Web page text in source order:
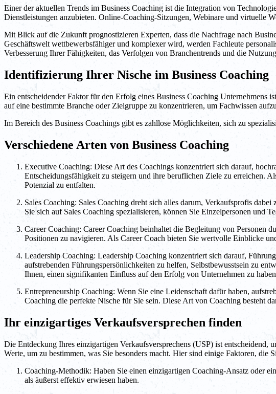
Einer der aktuellen Trends im Business Coaching ist die Integration von
Dienstleistungen anzubieten. Online-Coaching-Sitzungen, Webinare und virtuelle
Mit Blick auf die Zukunft prognostizieren Experten, dass die Nachfrage nach
Geschäftswelt wettbewerbsfähiger und komplexer wird, werden Fachleute
Verbesserung Ihrer Fähigkeiten, das Verfolgen von Branchentrends und die
Identifizierung Ihrer Nische im Business Coaching
Ein entscheidender Faktor für den Erfolg eines Business Coaching Unternehmens
auf eine bestimmte Branche oder Zielgruppe zu konzentrieren, um Fachwissen
Im Bereich des Business Coachings gibt es zahllose Möglichkeiten, sich zu
Verschiedene Arten von Business Coaching
Executive Coaching: Diese Art des Coachings konzentriert sich darauf,
Entscheidungsfähigkeit zu steigern und ihre beruflichen Ziele zu erreichen.
Potenzial zu entfalten.
Sales Coaching: Sales Coaching dreht sich alles darum, Verkaufsprofis
Sie sich auf Sales Coaching spezialisieren, können Sie Einzelpersonen und
Career Coaching: Career Coaching beinhaltet die Begleitung von Personen
Positionen zu navigieren. Als Career Coach bieten Sie wertvolle Einblicke
Leadership Coaching: Leadership Coaching konzentriert sich darauf,
aufstrebenden Führungspersönlichkeiten zu helfen, Selbstbewusstsein zu
Ihnen, einen signifikanten Einfluss auf den Erfolg von Unternehmen zu
Entrepreneurship Coaching: Wenn Sie eine Leidenschaft dafür haben,
Coaching die perfekte Nische für Sie sein. Diese Art von Coaching besteht
Ihr einzigartiges Verkaufsversprechen finden
Die Entdeckung Ihres einzigartigen Verkaufsversprechens (USP) ist
Werte, um zu bestimmen, was Sie besonders macht. Hier sind einige Faktoren, die
Coaching-Methodik: Haben Sie einen einzigartigen Coaching-Ansatz oder
als äußerst effektiv erwiesen haben.